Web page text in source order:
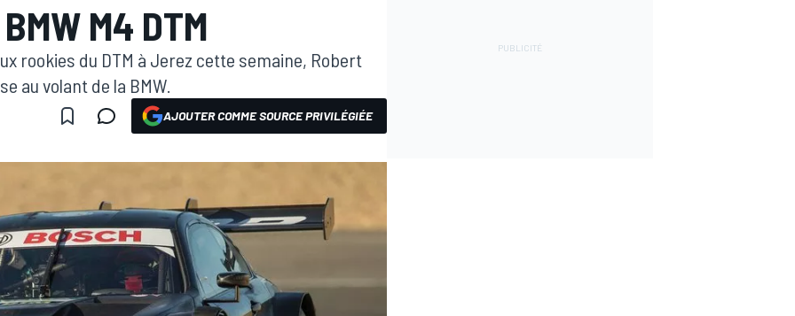
M4 DTM
rookies du DTM à Jerez cette semaine, Robert
au volant de la BMW.
AJOUTER COMME SOURCE PRIVILÉGIÉE